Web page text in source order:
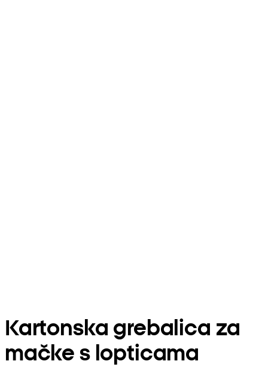
Kartonska grebalica za
mačke s lopticama